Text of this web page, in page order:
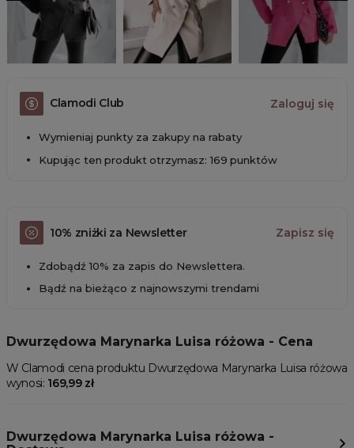
Clamodi Club Zaloguj się
Wymieniaj punkty za zakupy na rabaty
Kupując ten produkt otrzymasz: 169 punktów
10% zniżki za Newsletter Zapisz się
Zdobądź 10% za zapis do Newslettera.
Bądź na bieżąco z najnowszymi trendami
Dwurzędowa Marynarka Luisa różowa - Cena
W Clamodi cena produktu Dwurzędowa Marynarka Luisa różowa
wynosi: 169,99 zł
Dwurzędowa Marynarka Luisa różowa -